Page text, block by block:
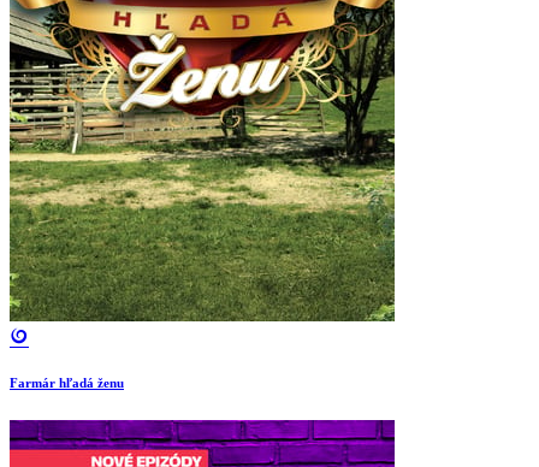
Farmár hľadá ženu